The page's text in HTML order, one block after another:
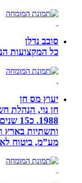
סובב נדלן
כל המקצועות
יעוץ מס חן
חן נוי, הנהלת
1988. כ15
ותשתיות בארץ
מע”מ, ביטוח לאומי